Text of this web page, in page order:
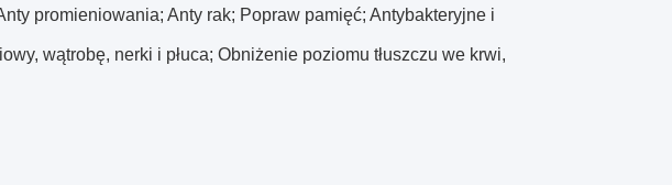
promieniowania; Anty rak; Popraw pamięć; Antybakteryjne i
wątrobę, nerki i płuca; Obniżenie poziomu tłuszczu we krwi,